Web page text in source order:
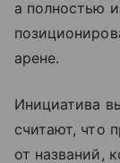
а полностью
арене.
Инициатива
считают, что
от названий,